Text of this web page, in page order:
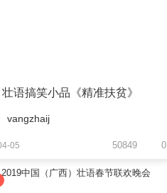
壮语搞笑小品《精准扶贫》
vangzhaij
05 50849 0